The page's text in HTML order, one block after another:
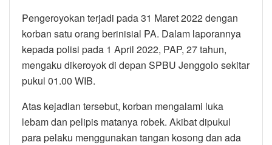
Pengeroyokan terjadi pada 31 Maret 2022 dengan
korban satu orang berinisial PA. Dalam laporannya
kepada polisi pada 1 April 2022, PAP, 27 tahun,
mengaku dikeroyok di depan SPBU Jenggolo sekitar
pukul 01.00 WIB.
Atas kejadian tersebut, korban mengalami luka
lebam dan pelipis matanya robek. Akibat dipukul
para pelaku menggunakan tangan kosong dan ada